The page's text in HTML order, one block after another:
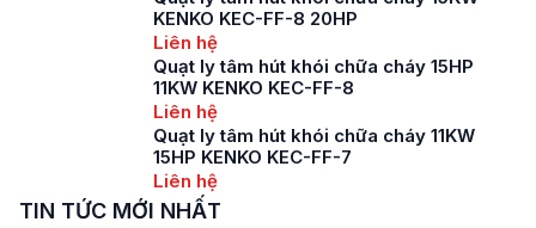
KENKO KEC-FF-8 20HP
Liên hệ
Quạt ly tâm hút khói chữa cháy 15HP
11KW KENKO KEC-FF-8
Liên hệ
Quạt ly tâm hút khói chữa cháy 11KW
15HP KENKO KEC-FF-7
Liên hệ
TIN TỨC MỚI NHẤT